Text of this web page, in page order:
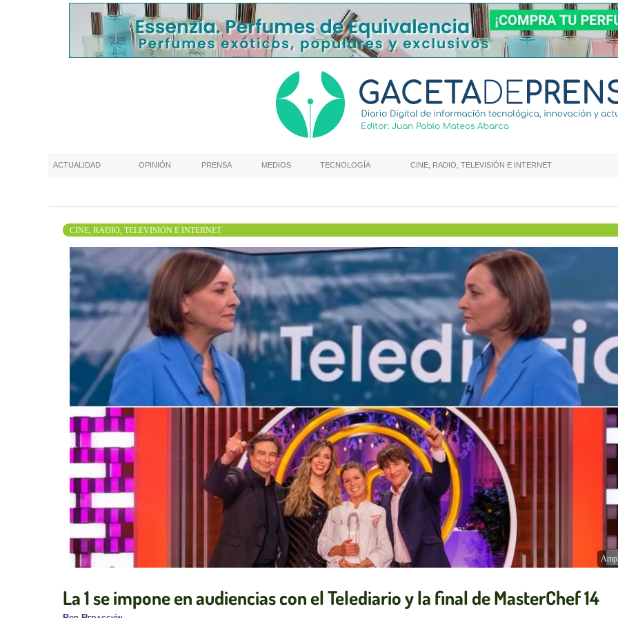
ACTUALIDAD OPINIÓN PRENSA MEDIOS TECNOLOGÍA CINE, RADIO, TELEVISIÓN E INTERNET
CINE, RADIO, TELEVISIÓN E INTERNET
La 1 se impone en audiencias con el Telediario y la final de MasterChef 14